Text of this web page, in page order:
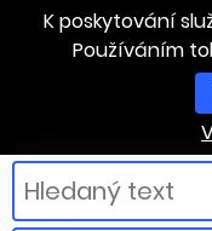
K poskytování
Používáním